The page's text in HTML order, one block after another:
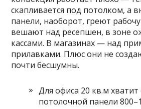
скапливается под потолком, а
панели, наоборот, греют
вешают над ресепшен, в зоне
кассами. В магазинах — над
прилавками. Плюс они не
почти бесшумны.
Для офиса 20 кв.м
потолочной панели